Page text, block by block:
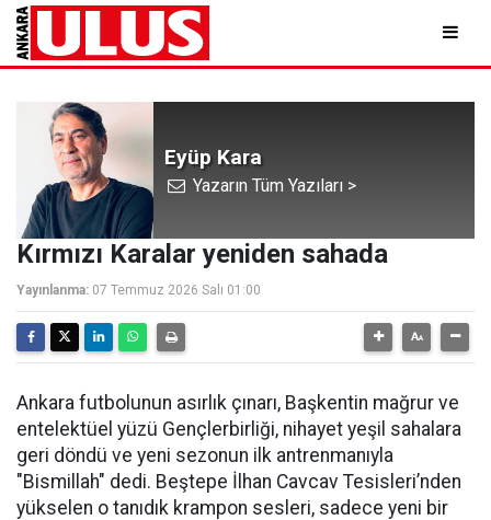
Eyüp Kara
Yazarın Tüm Yazıları >
Kırmızı Karalar yeniden sahada
Yayınlanma: 07 Temmuz 2026 Salı 01:00
Ankara futbolunun asırlık çınarı, Başkentin mağrur ve
entelektüel yüzü Gençlerbirliği, nihayet yeşil sahalara
geri döndü ve yeni sezonun ilk antrenmanıyla
"Bismillah" dedi. Beştepe İlhan Cavcav Tesisleri’nden
yükselen o tanıdık krampon sesleri, sadece yeni bir